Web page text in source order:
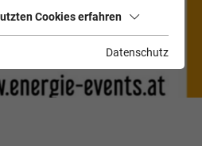
Cookies erfahren
Datenschutz